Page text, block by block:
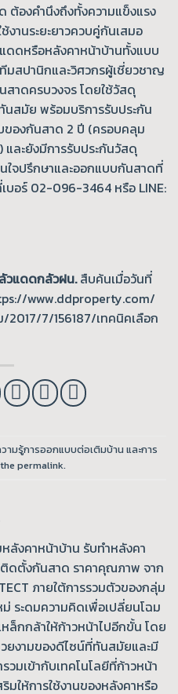
องคำนึงถึงทั้งความแข็งแรง
งานระยะยาวควบคู่กันเสมอ
ดดหรือหลังคาหน้าบ้านทั้งแบบ
มสปานิกและวิศวกรผู้เชี่ยวชาญ
สาดครบวงจร โดยใช้วัสดุ
สมัย พร้อมบริการรับประกัน
ของกันสาด 2 ปี (ครอบคลุม
ละยังมีการรับประกันวัสดุ
จปรึกษาและออกแบบกันสาดที่
บอร์ 02-096-3464 หรือ LINE:
วแดดกลัวฝน.สืบค้นเมื่อวันที่
www.ddproperty.com/
7/156187/เทคนิคเลือก
ามรู้การออกแบบต่อเติมบ้าน และการ
permalink.
ลังคาหน้าบ้าน รับทำหลังคา
ติดตั้งกันสาด ราคาคุณภาพ จาก
ภายใต้การรวมตัวของกลุ่ม
ระดมความคิดเพื่อเปลี่ยนโฉม
ล็กกล้าให้ก้าวหน้าไปอีกขั้น โดย
ยงามของดีไซน์ที่ทันสมัยและมี
วมเข้ากับเทคโนโลยีที่ก้าวหน้า
มให้การใช้งานของหลังคาหรือ